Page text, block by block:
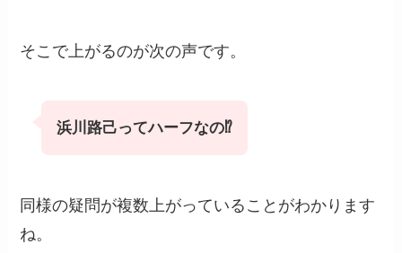
そこで上がるのが次の声です。
浜川路己ってハーフなの⁉
同様の疑問が複数上がっていることがわかります
ね。